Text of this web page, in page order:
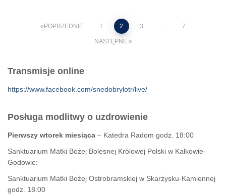
Stronicowanie
POPRZEDNIE 1 2 3 … 7
NASTĘPNE
Transmisje online
https://www.facebook.com/snedobrylotr/live/
Posługa modlitwy o uzdrowienie
Pierwszy wtorek miesiąca – Katedra Radom godz. 18:00
Sanktuarium Matki Bożej Bolesnej Królowej Polski w Kałkowie-
Godowie:
Sanktuarium Matki Bożej Ostrobramskiej w Skarżysku-Kamiennej
godz. 18:00